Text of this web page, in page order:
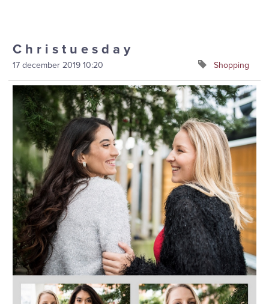
C h r i s t u e s d a y
17 december 2019 10:20 Shopping